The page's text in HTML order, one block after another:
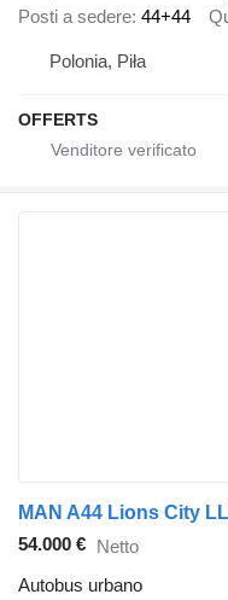
Posti a sedere 44+44
Polonia, Piła
OFFERTS
MAN A44 Lions City
54.000 € Netto
Autobus urbano